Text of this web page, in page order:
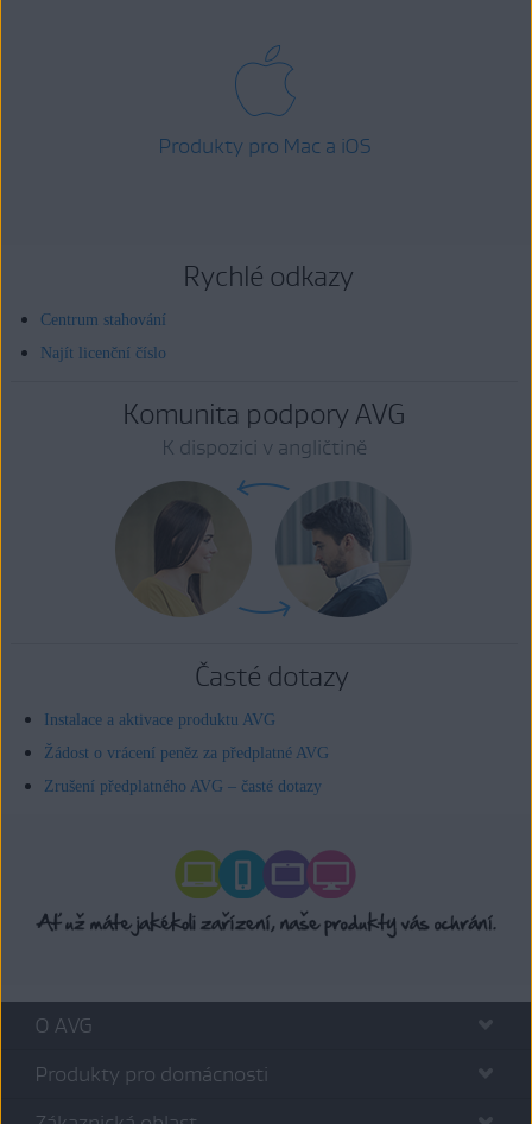
Produkty pro Mac a iOS
Rychlé odkazy
Centrum stahování
Najít licenční číslo
Komunita podpory AVG
K dispozici v angličtině
Časté dotazy
Instalace a aktivace produktu AVG
Žádost o vrácení peněz za předplatné AVG
Zrušení předplatného AVG – časté dotazy
O AVG
Produkty pro domácnosti